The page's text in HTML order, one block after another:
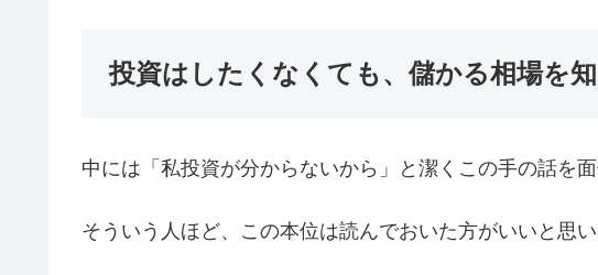
投資はしたくなくても、儲かる相場を
中には「私投資が分からないから」と潔くこの手の話を
そういう人ほど、この本位は読んでおいた方がいいと思い